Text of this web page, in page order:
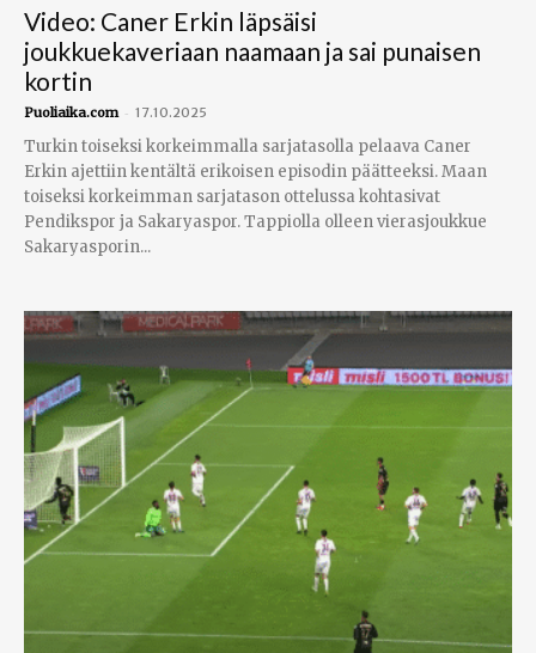
Video: Caner Erkin läpsäisi
joukkuekaveriaan naamaan ja sai punaisen
kortin
Puoliaika.com - 17.10.2025
Turkin toiseksi korkeimmalla sarjatasolla pelaava Caner
Erkin ajettiin kentältä erikoisen episodin päätteeksi. Maan
toiseksi korkeimman sarjatason ottelussa kohtasivat
Pendikspor ja Sakaryaspor. Tappiolla olleen vierasjoukkue
Sakaryasporin...